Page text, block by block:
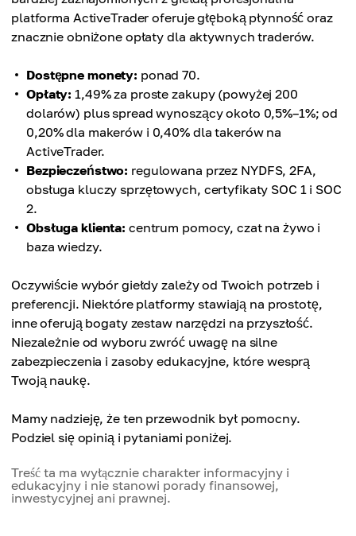
platforma ActiveTrader oferuje głęboką płynność oraz
znacznie obniżone opłaty dla aktywnych traderów.
Dostępne monety: ponad 70.
Opłaty: 1,49% za proste zakupy (powyżej 200
dolarów) plus spread wynoszący około 0,5%–1%; od
0,20% dla makerów i 0,40% dla takerów na
ActiveTrader.
Bezpieczeństwo: regulowana przez NYDFS, 2FA,
obsługa kluczy sprzętowych, certyfikaty SOC 1 i SOC
2.
Obsługa klienta: centrum pomocy, czat na żywo i
baza wiedzy.
Oczywiście wybór giełdy zależy od Twoich potrzeb i
preferencji. Niektóre platformy stawiają na prostotę,
inne oferują bogaty zestaw narzędzi na przyszłość.
Niezależnie od wyboru zwróć uwagę na silne
zabezpieczenia i zasoby edukacyjne, które wesprą
Twoją naukę.
Mamy nadzieję, że ten przewodnik był pomocny.
Podziel się opinią i pytaniami poniżej.
Treść ta ma wyłącznie charakter informacyjny i
edukacyjny i nie stanowi porady finansowej,
inwestycyjnej ani prawnej.